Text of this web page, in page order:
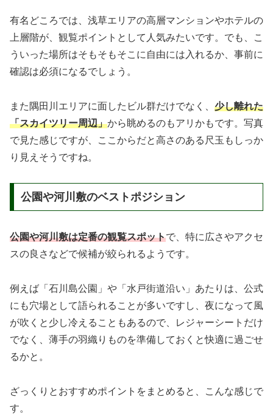
有名どころでは、浅草エリアの高層マンションやホテルの
上層階が、観覧ポイントとして人気みたいです。でも、こ
ういった場所はそもそもそこに自由には入れるか、事前に
確認は必須になるでしょう。
また隅田川エリアに面したビル群だけでなく、 少し離れた
「スカイツリー周辺」から眺めるのもアリかもです。写真
で見た感じですが、ここからだと高さのある尺玉もしっか
り見えそうですね。
公園や河川敷のベストポジション
公園や河川敷は定番の観覧スポットで、特に広さやアクセ
スの良さなどで候補が絞られるようです。
例えば「石川島公園」や「水戸街道沿い」あたりは、公式
にも穴場として語られることが多いですし、夜になって風
が吹くと少し冷えることもあるので、レジャーシートだけ
でなく、薄手の羽織りものを準備しておくと快適に過ごせ
るかと。
ざっくりとおすすめポイントをまとめると、こんな感じで
す。